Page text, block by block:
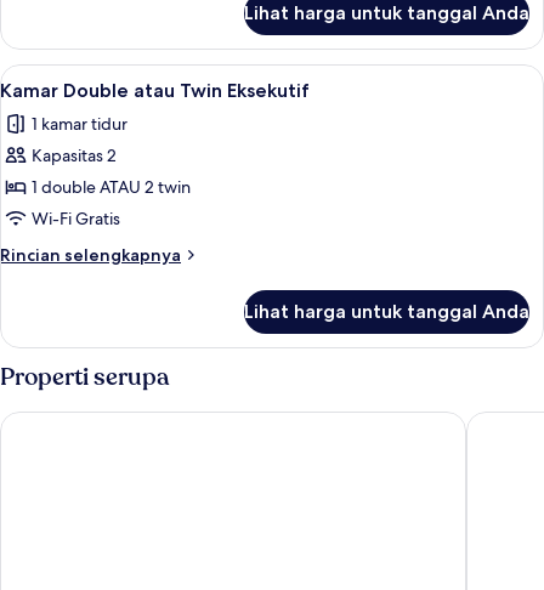
Kamar
Double
atau
Superior
Lihat harga untuk tanggal Anda
Lihat
semua
foto
untuk
Kamar
Double
atau
Twin
Kamar Double atau Twin Eksekutif |
4
Kamar Double atau Twin Eksekutif
1 kamar tidur
Kapasitas 2
1 double ATAU 2 twin
Wi-Fi Gratis
Rincian selengkapnya
Rincian
Kamar
Double
atau
Twin
Eksekutif
Lihat harga untuk tanggal Anda
Properti serupa
Swiss-Belinn Gajah Mada Medan Taman